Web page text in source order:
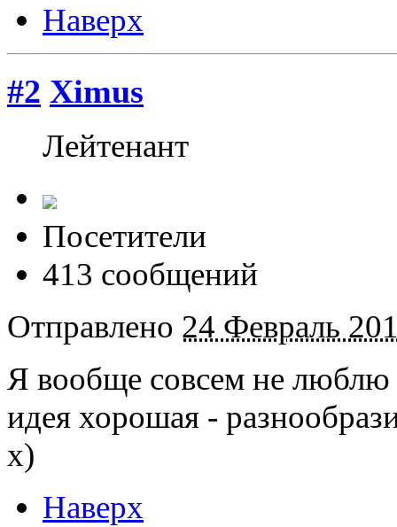
Наверх
#2 Ximus
Лейтенант
Посетители
413 сообщений
Отправлено 24 Февраль
Я вообще совсем не
идея хорошая -
х)
Наверх